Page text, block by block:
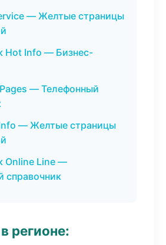
— Желтые страницы
Hot Info — Бизнес-
— Телефонный
— Желтые страницы
Online Line —
справочник
регионе: